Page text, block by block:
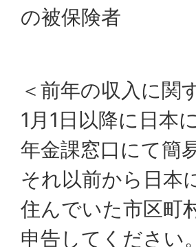
の被保険者
＜前年の収入に関
1月1日以降に日本
年金課窓口にて簡
それ以前から日本
住んでいた市区町
申告してください。